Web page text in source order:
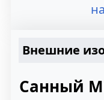
Внешние
Санный